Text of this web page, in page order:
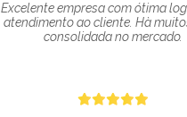
Excelente empresa com ótima
atendimento ao cliente. Hà
consolidada no mercado.